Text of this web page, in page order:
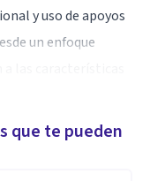
y uso de apoyos
un enfoque
que te pueden